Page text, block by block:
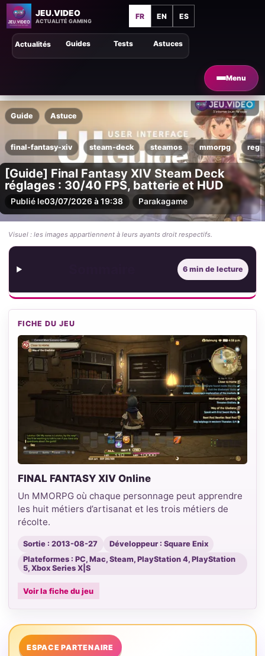
JEU.VIDEO
ACTUALITÉ GAMING
FR EN ES
Menu
Astuces
Guides Tests
Actualités
Guide Astuce
final-fantasy-xiv steam-deck steamos mmorpg
[Guide] Final Fantasy XIV Steam Deck
réglages : 30/40 FPS, batterie et HUD
Publié le03/07/2026 à 19:38 Parakagame
Visuel : les images appartiennent à leurs ayants droit respectifs.
6 min de lecture
FICHE DU JEU
FINAL FANTASY XIV Online
Un MMORPG où chaque personnage peut apprendre
les huit métiers d’artisanat et les trois métiers de
récolte.
Sortie : 2013-08-27
Développeur : Square Enix
Plateformes : PC, Mac, Steam, PlayStation 4, PlayStation
5, Xbox Series X|S
Voir la fiche du jeu
ESPACE PARTENAIRE